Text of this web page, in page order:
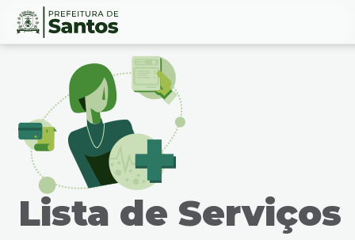
Ir
Conteúdo
Lista de Serviços